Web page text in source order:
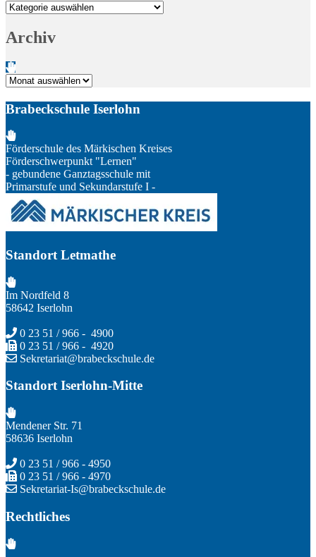
Kategorien
Archiv
Archiv
Brabeckschule Iserlohn
Förderschule des Märkischen Kreises
Förderschwerpunkt "Lernen"
- gebundene Ganztagsschule mit
Primarstufe und Sekundarstufe I -
Standort Letmathe
Im Nordfeld 8
58642 Iserlohn
0 23 51 / 966 - 4900
0 23 51 / 966 - 4920
Sekretariat@brabeckschule.de
Standort Iserlohn-Mitte
Mendener Str. 71
58636 Iserlohn
0 23 51 / 966 - 4950
0 23 51 / 966 - 4970
Sekretariat-Is@brabeckschule.de
Rechtliches